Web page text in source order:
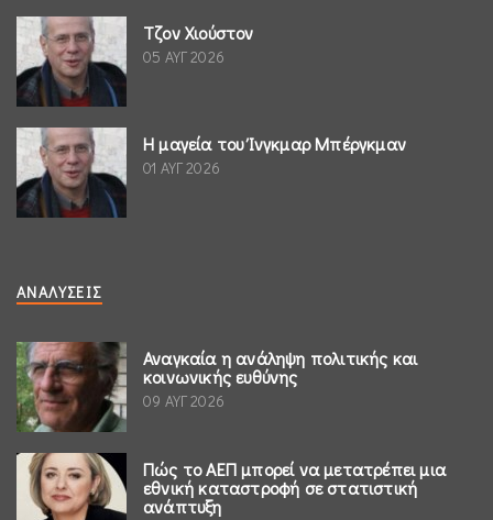
Τζον Χιούστον
05 ΑΥΓ 2026
Η μαγεία του Ίνγκμαρ Μπέργκμαν
01 ΑΥΓ 2026
ΑΝΑΛΎΣΕΙΣ
Αναγκαία η ανάληψη πολιτικής και
κοινωνικής ευθύνης
09 ΑΥΓ 2026
Πώς το ΑΕΠ μπορεί να μετατρέπει μια
εθνική καταστροφή σε στατιστική
ανάπτυξη